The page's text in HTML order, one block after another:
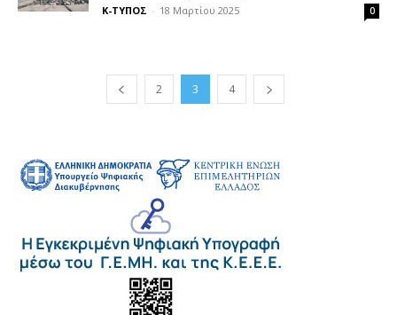
Κ-ΤΥΠΟΣ - 18 Μαρτίου 2025 0
2 3 4